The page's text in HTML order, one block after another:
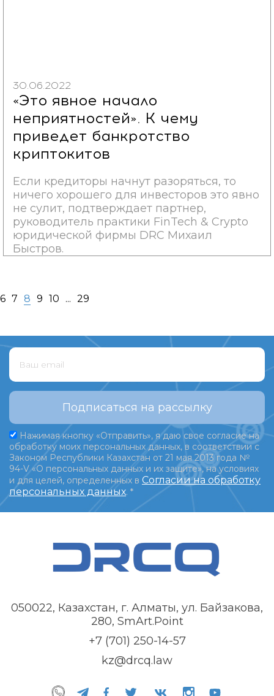
30.06.2022
«Это явное начало
неприятностей». К чему
приведет банкротство
криптокитов
Если кредиторы начнут разоряться, то
ничего хорошего для инвесторов это явно
не сулит, подтверждает партнер,
руководитель практики FinTech & Crypto
юридической фирмы DRC Михаил
Быстров.
6 7 8 9 10 ... 29
Подписаться на рассылку
Нажимая кнопку «Отправить», я даю свое согласие на
обработку моих персональных данных, в соответствии с
Законом Республики Казахстан от 21 мая 2013 года №
94-V «О персональных данных и их защите», на условиях
и для целей, определенных в Согласии на обработку
персональных данных. *
050022, Казахстан, г. Алматы, ул. Байзакова,
280, SmArt.Point
+7 (701) 250-14-57
kz@drcq.law